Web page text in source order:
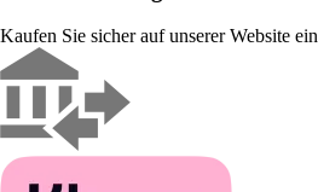
Kaufen Sie sicher auf unserer Website ein